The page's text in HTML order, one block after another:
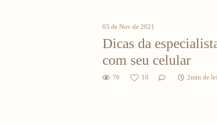
03 de Nov de 2021
Dicas da
com seu celular
76 10 2min de